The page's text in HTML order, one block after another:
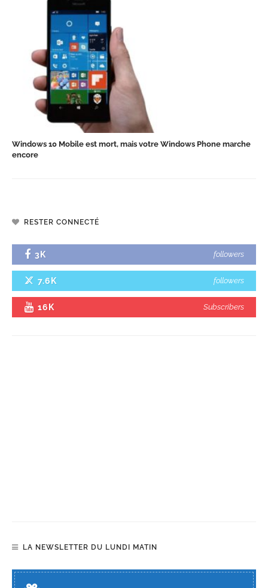
Windows 10 Mobile est mort, mais votre Windows Phone marche
encore
RESTER CONNECTÉ
3K followers
7.6K followers
16K Subscribers
LA NEWSLETTER DU LUNDI MATIN